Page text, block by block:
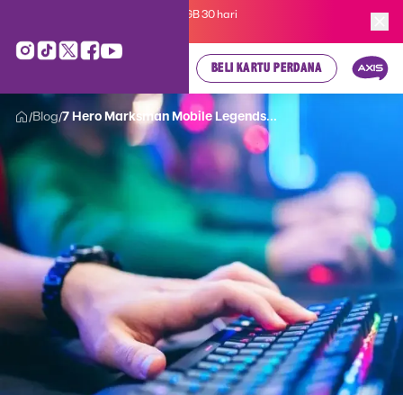
Kartu Perdana AXIS Suka-Suka 3GB 30 hari
BELI KARTU PERDANA
/Blog/7 Hero Marksman Mobile Legends...